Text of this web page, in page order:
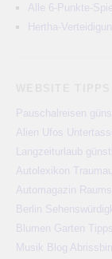
Alle 6-Punkte-
Hertha-
Pauschalreisen
Alien Ufos
Langzeiturlaub
Autolexikon
Automagazin
Berlin
Blumen Garten Tipps
Musik Blog